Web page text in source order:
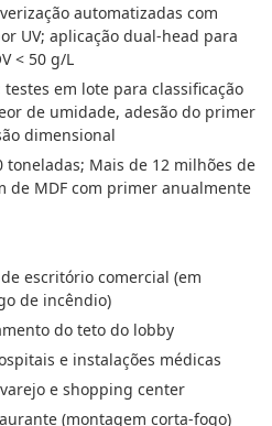
automatizadas com
UV; aplicação dual-head para
< 50 g/L
testes em lote para classificação
de umidade, adesão do primer
dimensional
toneladas; Mais de 12 milhões de
de MDF com primer anualmente
escritório comercial (em
de incêndio)
do teto do lobby
e instalações médicas
e shopping center
(montagem corta-fogo)